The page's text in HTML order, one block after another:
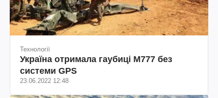
Технології
Україна отримала гаубиці M777 без
системи GPS
23.06.2022 12:48